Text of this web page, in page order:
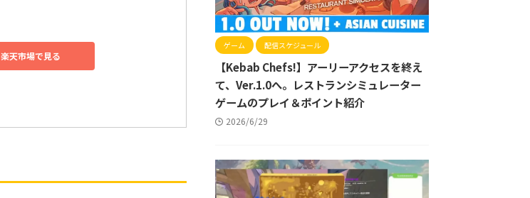
楽天市場で見る
ゲーム 配信スケジュール
【Kebab Chefs!】アーリーアクセスを終え
て、Ver.1.0へ。レストランシミュレーター
ゲームのプレイ＆ポイント紹介
2026/6/29